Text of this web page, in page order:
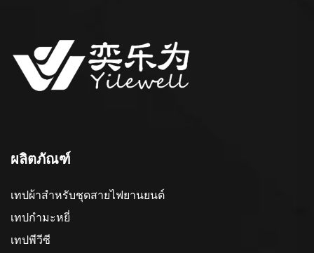
ผลิตภัณฑ์
เทปผ้าสำหรับชุดสายไฟยานยนต์
เทปกำมะหยี่
เทปพีวีซี